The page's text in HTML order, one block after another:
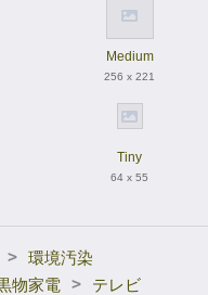
Medium
256 x 221
Tiny
64 x 55
> 環境汚染
物家電 > テレビ